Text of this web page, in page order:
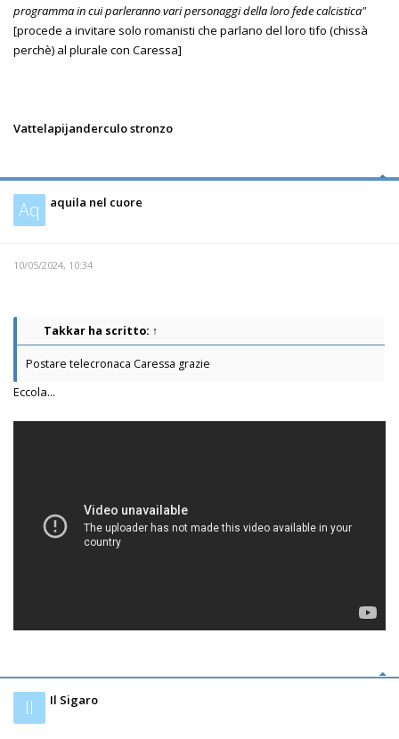
programma in cui parleranno vari personaggi della loro fede calcistica"
[procede a invitare solo romanisti che parlano del loro tifo (chissà
perchè) al plurale con Caressa]
Vattelapijanderculo stronzo
Aq aquila nel cuore
10/05/2024, 10:34
Takkar ha scritto: ↑
Postare telecronaca Caressa grazie
Eccola...
Il Il Sigaro